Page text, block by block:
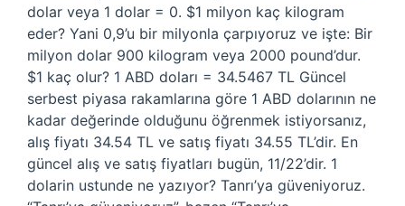
dolar veya 1 dolar = 0. $1 milyon kaç kilogram
eder? Yani 0,9’u bir milyonla çarpıyoruz ve işte: Bir
milyon dolar 900 kilogram veya 2000 pound’dur.
$1 kaç olur? 1 ABD doları = 34.5467 TL Güncel
serbest piyasa rakamlarına göre 1 ABD dolarının ne
kadar değerinde olduğunu öğrenmek istiyorsanız,
alış fiyatı 34.54 TL ve satış fiyatı 34.55 TL’dir. En
güncel alış ve satış fiyatları bugün, 11/22’dir. 1
dolarin ustunde ne yazıyor? Tanrı’ya güveniyoruz.